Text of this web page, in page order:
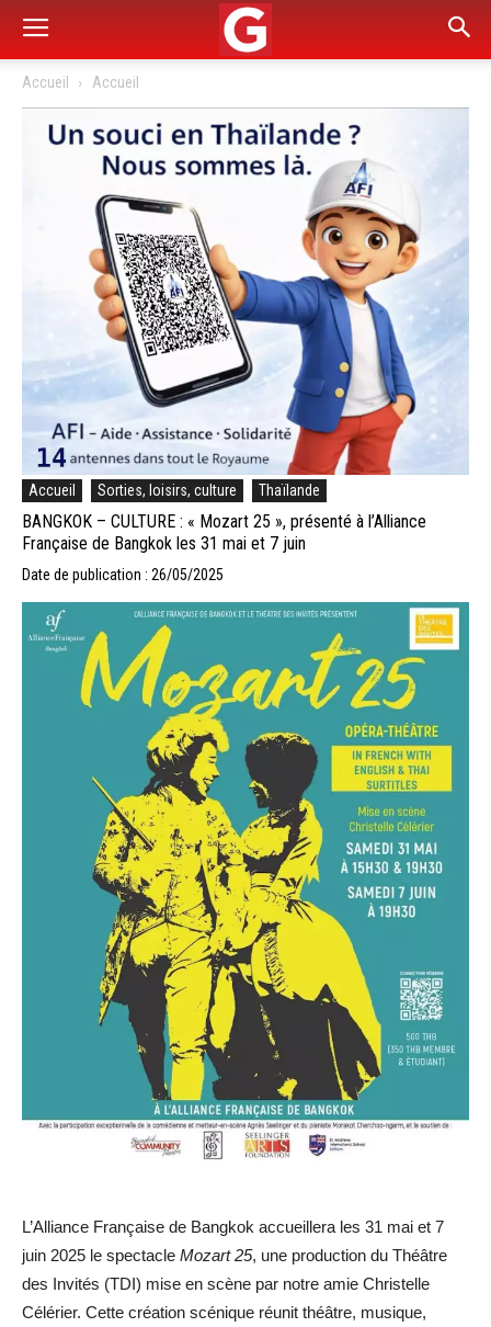
Accueil Accueil
Accueil Sorties, loisirs, culture Thaïlande
BANGKOK – CULTURE : « Mozart 25 », présenté à l’Alliance
Française de Bangkok les 31 mai et 7 juin
Date de publication : 26/05/2025
L’Alliance Française de Bangkok accueillera les 31 mai et 7
juin 2025 le spectacle Mozart 25, une production du Théâtre
des Invités (TDI) mise en scène par notre amie Christelle
Célérier. Cette création scénique réunit théâtre, musique,